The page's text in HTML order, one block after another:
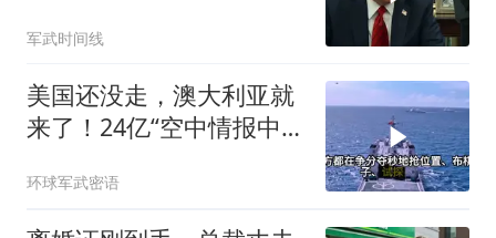
生了什么
军武时间线
美国还没走，澳大利亚就
来了！24亿“空中情报中
环球军武密语